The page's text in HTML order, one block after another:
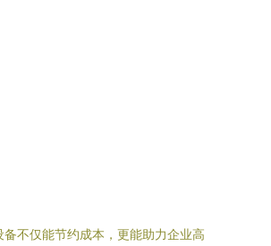
不仅能节约成本，更能助力企业高